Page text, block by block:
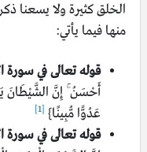
الخلق كثيرة ولا يسعنا
منها فيما يأتي:
قوله تعالى في سورة
أَحْسَنُ ۚ إِنَّ الشَّيْطَانَ
عَدُوًّا مُّبِينًا} [1]
قوله تعالى في سورة